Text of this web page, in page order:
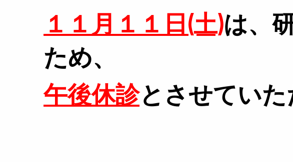
１１月１１日(土)は、
ため、
午後休診とさせていた